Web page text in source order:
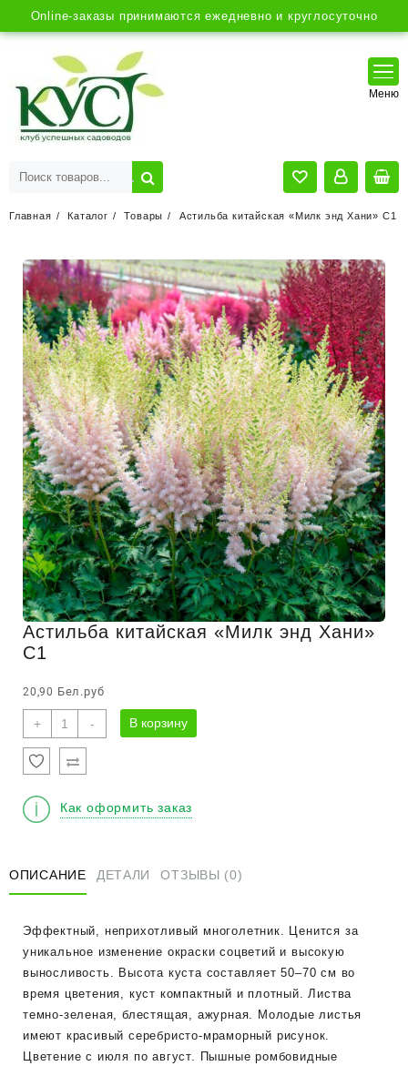
Online-заказы принимаются ежедневно и круглосуточно
Главная Каталог Товары Астильба китайская «Милк энд Хани» С1
Астильба китайская «Милк энд Хани»
С1
20,90 Бел.руб
+
Количество
товара
Астильба
китайская
энд
- В корзину
Как оформить заказ
ОПИСАНИЕ ДЕТАЛИ ОТЗЫВЫ (0)
Эффектный, неприхотливый многолетник. Ценится за
уникальное изменение окраски соцветий и высокую
выносливость. Высота куста составляет 50–70 см во
время цветения, куст компактный и плотный. Листва
темно-зеленая, блестящая, ажурная. Молодые листья
имеют красивый серебристо-мраморный рисунок.
Цветение с июля по август. Пышные ромбовидные